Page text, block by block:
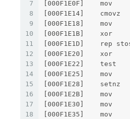
7
8
9
10
11
12
13
14
15
16
17
18
[000F1E0F]    mov
[000F1E14]    cmovz
[000F1E18]    mov
[000F1E1B]    xor
[000F1E1D]    rep
[000F1E20]    xor
[000F1E22]    test
[000F1E25]    mov
[000F1E28]    setnz
[000F1E2B]    mov
[000F1E30]    mov
[000F1E35]    mov